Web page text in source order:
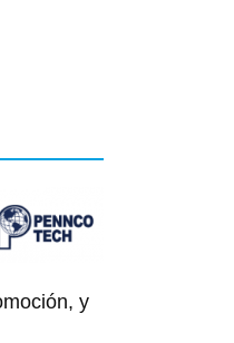
y